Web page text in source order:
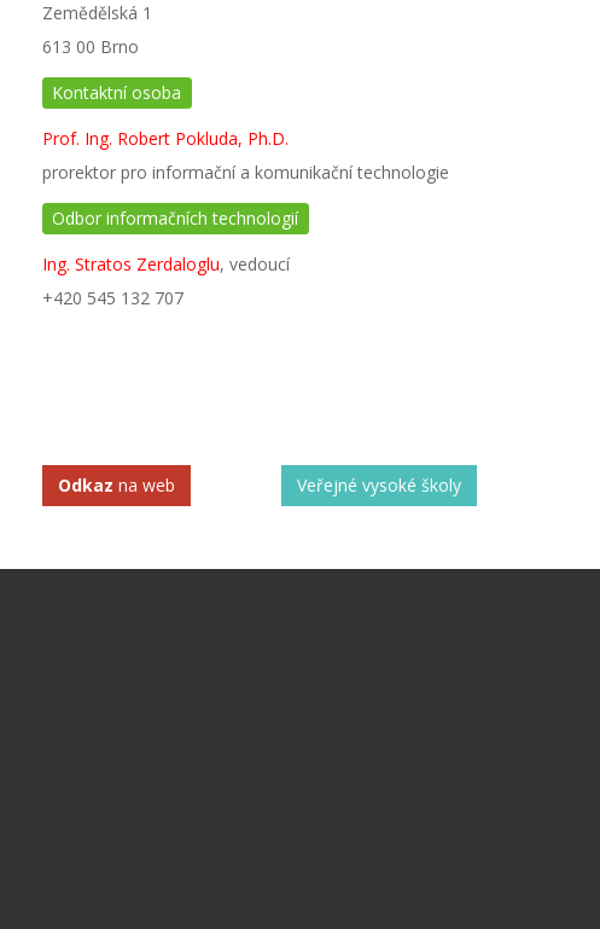
Zemědělská 1
613 00 Brno
Kontaktní osoba
Prof. Ing. Robert Pokluda, Ph.D.
prorektor pro informační a komunikační technologie
Odbor informačních technologií
Ing. Stratos Zerdaloglu, vedoucí
+420 545 132 707
Veřejné vysoké školy
Odkaz na web